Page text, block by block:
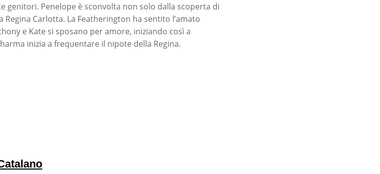
genitori. Penelope è sconvolta non solo dalla scoperta di
Regina Carlotta. La Featherington ha sentito l’amato
e Kate si sposano per amore, iniziando così a
inizia a frequentare il nipote della Regina.